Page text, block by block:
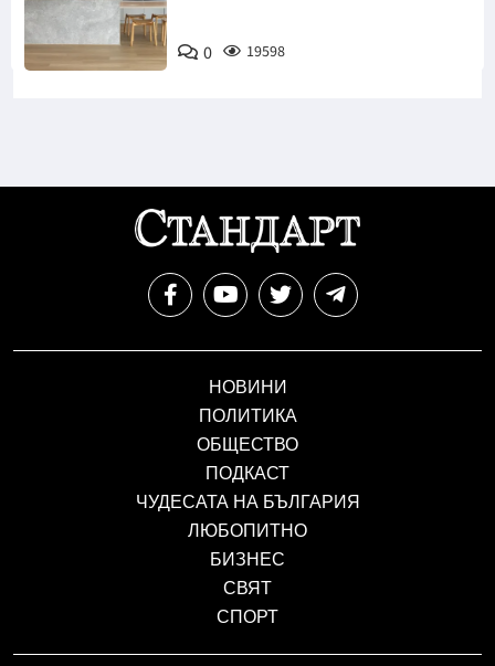
0 19598
НОВИНИ
ПОЛИТИКА
ОБЩЕСТВО
ПОДКАСТ
ЧУДЕСАТА НА БЪЛГАРИЯ
ЛЮБОПИТНО
БИЗНЕС
СВЯТ
СПОРТ